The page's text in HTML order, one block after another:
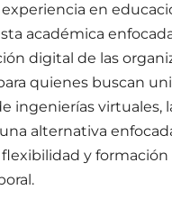
en
académica
digital de las
quienes buscan
ingenierías virtuales,
alternativa
y formación